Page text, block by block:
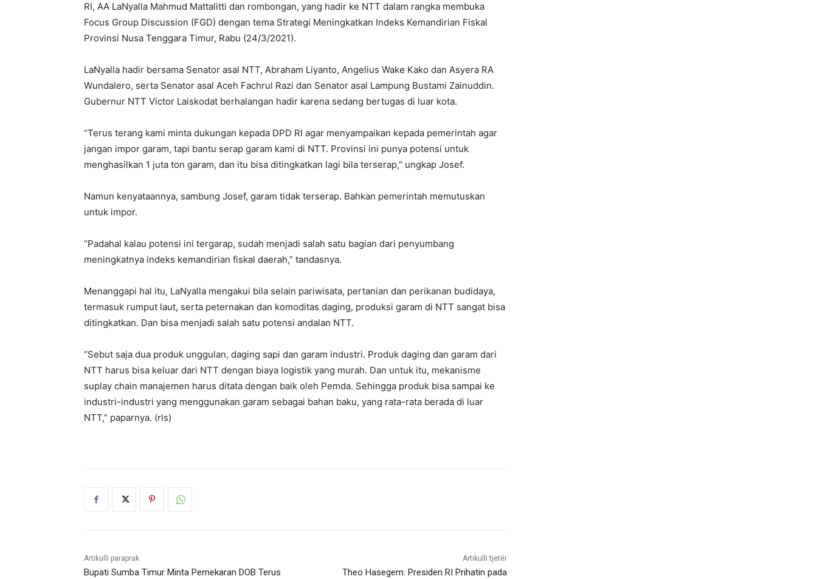
RI, AA LaNyalla Mahmud Mattalitti dan rombongan, yang hadir ke NTT dalam rangka membuka
Focus Group Discussion (FGD) dengan tema Strategi Meningkatkan Indeks Kemandirian Fiskal
Provinsi Nusa Tenggara Timur, Rabu (24/3/2021).
LaNyalla hadir bersama Senator asal NTT, Abraham Liyanto, Angelius Wake Kako dan Asyera RA
Wundalero, serta Senator asal Aceh Fachrul Razi dan Senator asal Lampung Bustami Zainuddin.
Gubernur NTT Victor Laiskodat berhalangan hadir karena sedang bertugas di luar kota.
“Terus terang kami minta dukungan kepada DPD RI agar menyampaikan kepada pemerintah agar
jangan impor garam, tapi bantu serap garam kami di NTT. Provinsi ini punya potensi untuk
menghasilkan 1 juta ton garam, dan itu bisa ditingkatkan lagi bila terserap,” ungkap Josef.
Namun kenyataannya, sambung Josef, garam tidak terserap. Bahkan pemerintah memutuskan
untuk impor.
“Padahal kalau potensi ini tergarap, sudah menjadi salah satu bagian dari penyumbang
meningkatnya indeks kemandirian fiskal daerah,” tandasnya.
Menanggapi hal itu, LaNyalla mengakui bila selain pariwisata, pertanian dan perikanan budidaya,
termasuk rumput laut, serta peternakan dan komoditas daging, produksi garam di NTT sangat bisa
ditingkatkan. Dan bisa menjadi salah satu potensi andalan NTT.
“Sebut saja dua produk unggulan, daging sapi dan garam industri. Produk daging dan garam dari
NTT harus bisa keluar dari NTT dengan biaya logistik yang murah. Dan untuk itu, mekanisme
suplay chain manajemen harus ditata dengan baik oleh Pemda. Sehingga produk bisa sampai ke
industri-industri yang menggunakan garam sebagai bahan baku, yang rata-rata berada di luar
NTT,” paparnya. (rls)
Artikulli paraprak
Bupati Sumba Timur Minta Pemekaran DOB Terus
Artikulli tjetër
Theo Hasegem: Presiden RI Prihatin pada